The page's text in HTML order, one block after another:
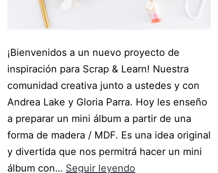
¡Bienvenidos a un nuevo proyecto de
inspiración para Scrap & Learn! Nuestra
comunidad creativa junto a ustedes y con
Andrea Lake y Gloria Parra. Hoy les enseño
a preparar un mini álbum a partir de una
forma de madera / MDF. Es una idea original
y divertida que nos permitrá hacer un mini
álbum con… Seguir leyendo